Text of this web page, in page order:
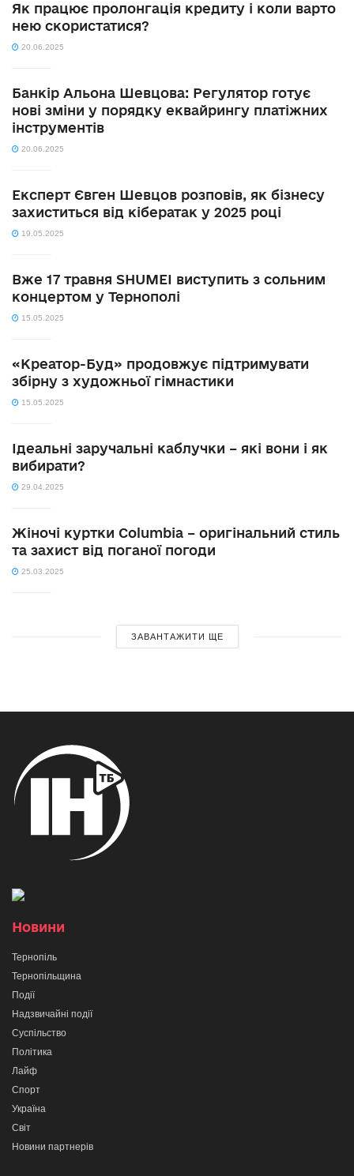
Як працює пролонгація кредиту і коли варто
нею скористатися?
20.06.2025
Банкір Альона Шевцова: Регулятор готує
нові зміни у порядку еквайрингу платіжних
інструментів
20.06.2025
Експерт Євген Шевцов розповів, як бізнесу
захиститься від кібератак у 2025 році
19.05.2025
Вже 17 травня SHUMEI виступить з сольним
концертом у Тернополі
15.05.2025
«Креатор-Буд» продовжує підтримувати
збірну з художньої гімнастики
15.05.2025
Ідеальні заручальні каблучки – які вони і як
вибирати?
29.04.2025
Жіночі куртки Columbia – оригінальний стиль
та захист від поганої погоди
25.03.2025
ЗАВАНТАЖИТИ ЩЕ
Новини
Тернопіль
Тернопільщина
Події
Надзвичайні події
Суспільство
Політика
Лайф
Спорт
Україна
Світ
Новини партнерів